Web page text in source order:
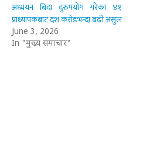
अध्ययन बिदा दुरुपयोग गरेका ४१
प्राध्यापकबाट दश करोडभन्दा बढी असुल
June 3, 2026
In "मुख्य समाचार"